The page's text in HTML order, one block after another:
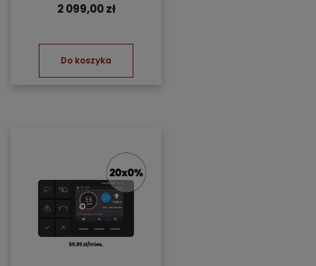
2 099,00 zł
Do koszyka